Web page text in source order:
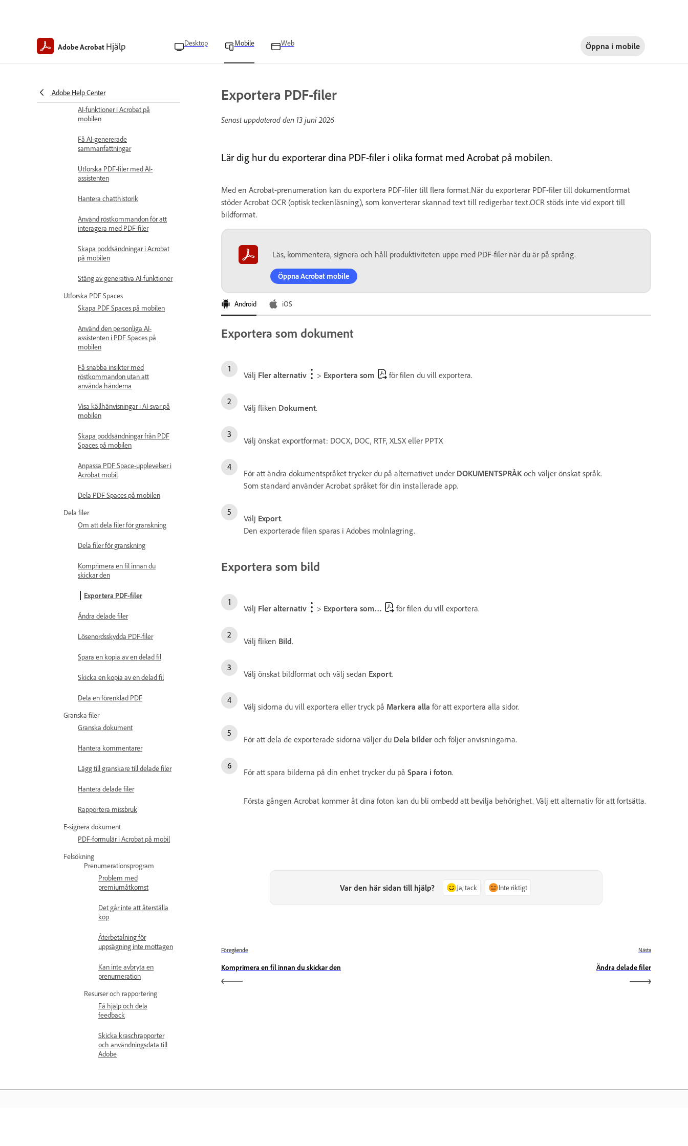
Adobe Acrobat Hjälp Desktop Mobile Web Öppna i mobile
Adobe Help Center
Kombinera filer
Använd Acrobat AI
AI-funktioner i Acrobat på
mobilen
Få AI-genererade
sammanfattningar
Utforska PDF-filer med AI-
assistenten
Hantera chatthistorik
Använd röstkommandon för att
interagera med PDF-filer
Skapa poddsändningar i Acrobat
på mobilen
Stäng av generativa AI-funktioner
Utforska PDF Spaces
Skapa PDF Spaces på mobilen
Använd den personliga AI-
assistenten i PDF Spaces på
mobilen
Få snabba insikter med
röstkommandon utan att
använda händerna
Visa källhänvisningar i AI-svar på
mobilen
Skapa poddsändningar från PDF
Spaces på mobilen
Anpassa PDF Space-upplevelser i
Acrobat mobil
Dela PDF Spaces på mobilen
Dela filer
Om att dela filer för granskning
Dela filer för granskning
Komprimera en fil innan du
skickar den
Exportera PDF-filer
Ändra delade filer
Lösenordsskydda PDF-filer
Spara en kopia av en delad fil
Skicka en kopia av en delad fil
Dela en förenklad PDF
Granska filer
Granska dokument
Hantera kommentarer
Lägg till granskare till delade filer
Hantera delade filer
Rapportera missbruk
E-signera dokument
PDF-formulär i Acrobat på mobil
Felsökning
Prenumerationsprogram
Problem med
premiumåtkomst
Det går inte att återställa
köp
Återbetalning för
uppsägning inte mottagen
Kan inte avbryta en
prenumeration
Resurser och rapportering
Få hjälp och dela
feedback
Skicka kraschrapporter
och användningsdata till
Adobe
Exportera PDF-filer
Senast uppdaterad den 13 juni 2026
Lär dig hur du exporterar dina PDF-filer i olika format med Acrobat på mobilen.
Med en Acrobat-prenumeration kan du exportera PDF-filer till flera format.När du exporterar PDF-filer till dokumentformat
stöder Acrobat OCR (optisk teckenläsning), som konverterar skannad text till redigerbar text.OCR stöds inte vid export till
bildformat.
Läs, kommentera, signera och håll produktiviteten uppe med PDF-filer när du är på språng.
Öppna Acrobat mobile
Android iOS
Exportera som dokument
Välj Fler alternativ > Exportera som för filen du vill exportera.
Välj fliken Dokument.
Välj önskat exportformat: DOCX, DOC, RTF, XLSX eller PPTX
För att ändra dokumentspråket trycker du på alternativet under DOKUMENTSPRÅK och väljer önskat språk.
Som standard använder Acrobat språket för din installerade app.
Välj Export.
Den exporterade filen sparas i Adobes molnlagring.
Exportera som bild
Välj Fler alternativ > Exportera som… för filen du vill exportera.
Välj fliken Bild.
Välj önskat bildformat och välj sedan Export.
Välj sidorna du vill exportera eller tryck på Markera alla för att exportera alla sidor.
För att dela de exporterade sidorna väljer du Dela bilder och följer anvisningarna.
För att spara bilderna på din enhet trycker du på Spara i foton.
Första gången Acrobat kommer åt dina foton kan du bli ombedd att bevilja behörighet. Välj ett alternativ för att fortsätta.
Var den här sidan till hjälp? Ja, tack Inte riktigt
Föregående
Komprimera en fil innan du skickar den
Nästa
Ändra delade filer